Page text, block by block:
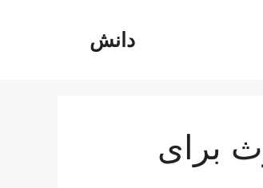
دانش
برای